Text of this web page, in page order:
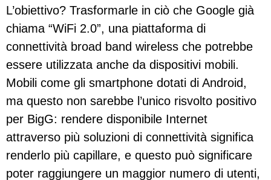
L’obiettivo? Trasformarle in ciò che Google già
chiama “WiFi 2.0”, una piattaforma di
connettività broad band wireless che potrebbe
essere utilizzata anche da dispositivi mobili.
Mobili come gli smartphone dotati di Android,
ma questo non sarebbe l’unico risvolto positivo
per BigG: rendere disponibile Internet
attraverso più soluzioni di connettività significa
renderlo più capillare, e questo può significare
poter raggiungere un maggior numero di utenti,